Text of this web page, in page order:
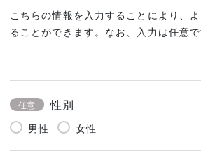
こちらの情報を入力することにより、
ることができます。なお、入力は任意で
任意 性別
男性 女性